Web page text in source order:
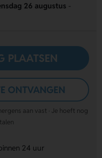
26 augustus
PLAATSEN
ONTVANGEN
aan vast · Je hoeft nog
24 uur